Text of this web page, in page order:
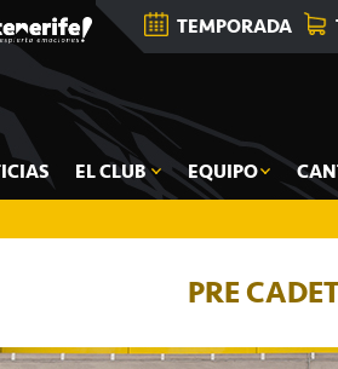
TEMPORADA
EL CLUB EQUIPO
PRE